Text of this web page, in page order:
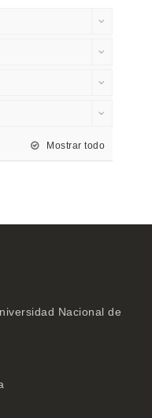
Mostrar todo
Nacional de